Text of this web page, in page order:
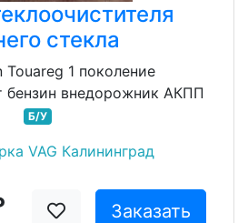
стекла
Touareg 1 поколение
бензин внедорожник АКПП
Б/У
VAG Калининград
Заказать